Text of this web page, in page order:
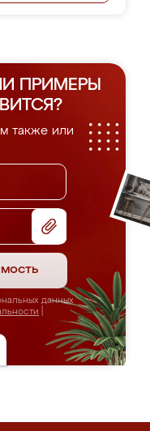
ПРИМЕРЫ
также или
данных